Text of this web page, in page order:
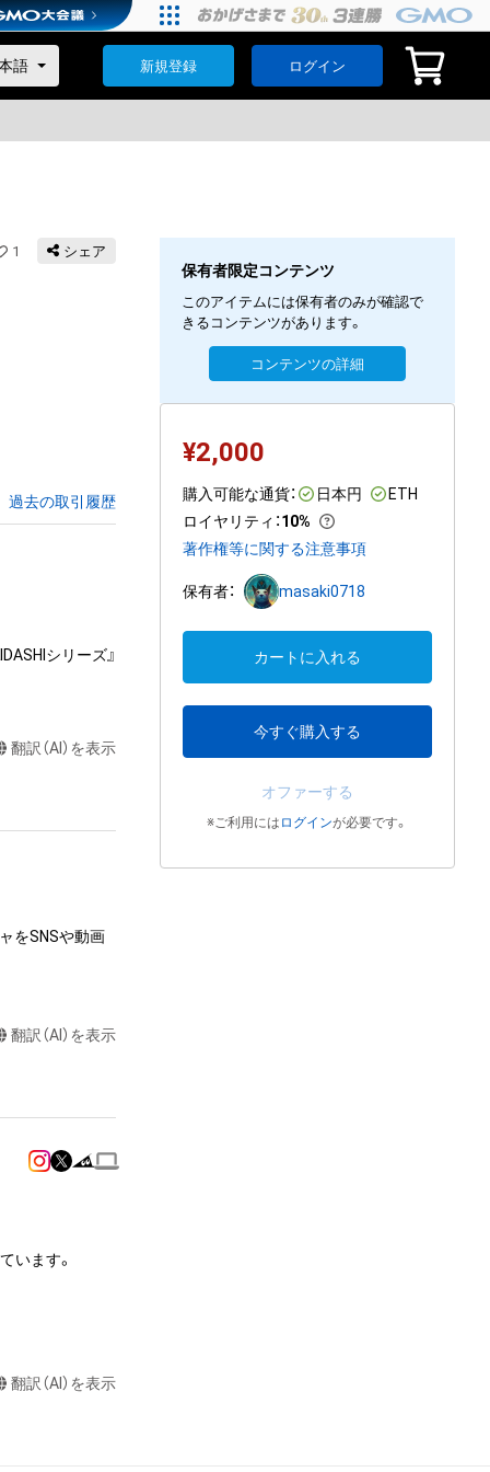
新規登録 ログイン
1 シェア
過去の取引履歴
シリーズ』
翻訳（AI）を表示
をSNSや動画
に送る
トなど）を作
、特許権、実
味します。)
たはその管理委
的財産権を有
はその管理委託
翻訳（AI）を表示
います。
翻訳（AI）を表示
保有者限定コンテンツ
このアイテムには保有者のみが確認で
きるコンテンツがあります。
コンテンツの詳細
¥2,000
購入可能な通貨： 日本円
ETH
ロイヤリティ ：10%
著作権等に関する注意事項
保有者： masaki0718
カートに入れる
今すぐ購入する
オファーする
※ご利用には ログインが必要です。